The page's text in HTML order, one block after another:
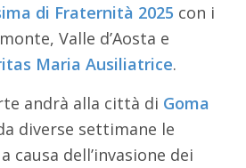
di Fraternità 2025 con i
Valle d’Aosta e
Maria Ausiliatrice.
andrà alla città di Goma
diverse settimane le
causa dell’invasione dei